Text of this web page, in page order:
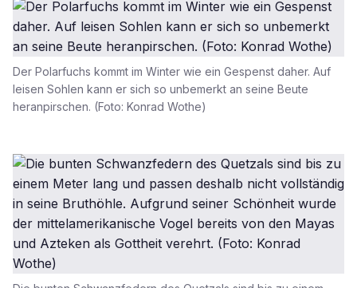
Der Polarfuchs kommt im Winter wie ein Gespenst daher. Auf
leisen Sohlen kann er sich so unbemerkt an seine Beute
heranpirschen. (Foto: Konrad Wothe)